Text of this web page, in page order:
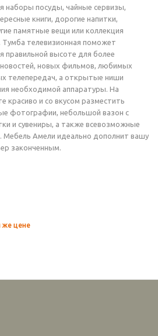
наборы посуды, чайные сервизы,
книги, дорогие напитки,
памятные вещи или коллекция
телевизионная поможет
правильной высоте для более
новых фильмов, любимых
телепередач, а открытые ниши
необходимой аппаратуры. На
красиво и со вкусом разместить
фотографии, небольшой вазон с
и сувениры, а также всевозможные
Мебель Амели идеально дополнит вашу
законченным.
же цене